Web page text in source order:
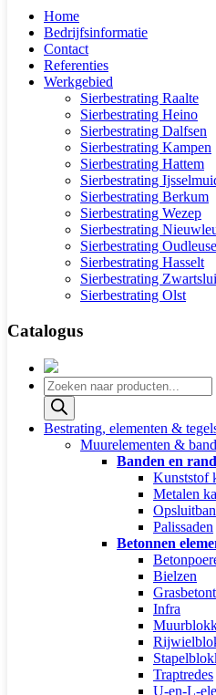
Home
Bedrijfsinformatie
Contact
Referenties
Werkgebied
Sierbestrating Raalte
Sierbestrating Heino
Sierbestrating Dalfsen
Sierbestrating Kampen
Sierbestrating Hattem
Sierbestrating
Sierbestrating Berkum
Sierbestrating Wezep
Sierbestrating
Sierbestrating
Sierbestrating Hasselt
Sierbestrating
Sierbestrating Olst
Catalogus
Producten
zoeken
Bestrating, elementen &
Muurelementen &
Banden en
Kunststof
Metalen
Palissaden
Betonnen
Bielzen
Infra
Traptredes
U-en-L-